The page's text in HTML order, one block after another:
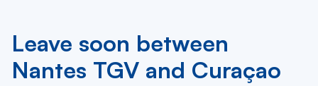
Leave soon between
Nantes TGV and Curaçao